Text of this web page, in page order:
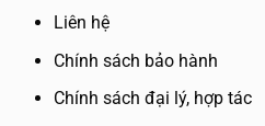
Liên hệ
Chính sách bảo hành
Chính sách đại lý, hợp tác